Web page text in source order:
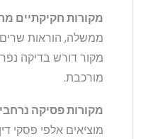
מקורות חקיקתיים
ממשלה, הוראות שרים,
מקור דורש בדיקה
מורכבת.
מקורות פסיקה
מוציאים אלפי פסקי